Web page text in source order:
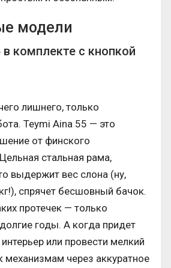
модели
комплекте с кнопкой
лишнего, только
Teymi Aina 55 — это
от финского
стальная рама,
выдержит вес слона (ну,
спрячет бесшовный бачок.
протечек — только
годы. А когда придет
или провести мелкий
механизмам через аккуратное